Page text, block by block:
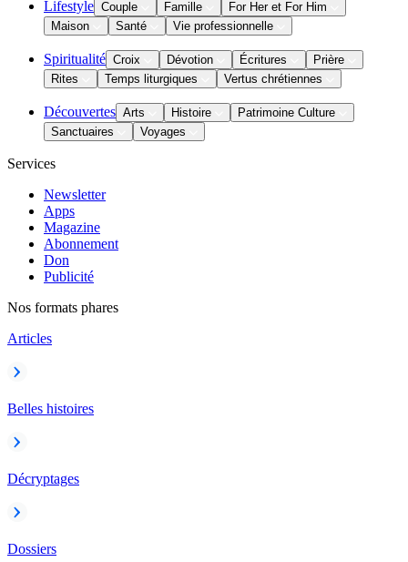
Lifestyle Couple Famille
For Her et For Him
Maison
Santé Vie professionnelle
Spiritualité Croix Dévotion Écritures
Prière
Rites
Temps liturgiques Vertus chrétiennes
Découvertes Arts Histoire
Patrimoine Culture
Sanctuaires
Voyages
Services
Newsletter
Apps
Magazine
Abonnement
Don
Publicité
Nos formats phares
Articles
Belles histoires
Décryptages
Dossiers